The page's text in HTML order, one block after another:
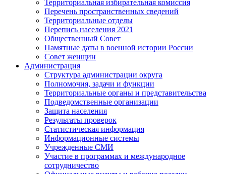
Территориальная избирательная комиссия
Перечень пространственных сведений
Территориальные отделы
Перепись населения 2021
Общественный Совет
Памятные даты в военной истории России
Совет женщин
Администрация
Структура администрации округа
Полномочия, задачи и функции
Территориальные органы и представительства
Подведомственные организации
Защита населения
Результаты проверок
Статистическая информация
Информационные системы
Учрежденные СМИ
Участие в программах и международное
сотрудничество